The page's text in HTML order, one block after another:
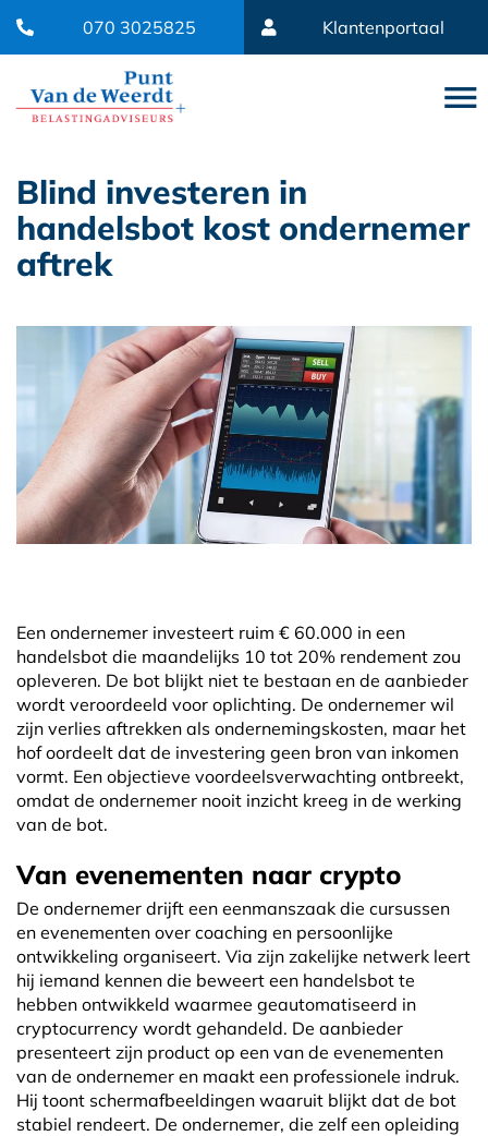
070 3025825 Klantenportaal
Blind investeren in
handelsbot kost ondernemer
aftrek
Een ondernemer investeert ruim € 60.000 in een
handelsbot die maandelijks 10 tot 20% rendement zou
opleveren. De bot blijkt niet te bestaan en de aanbieder
wordt veroordeeld voor oplichting. De ondernemer wil
zijn verlies aftrekken als ondernemingskosten, maar het
hof oordeelt dat de investering geen bron van inkomen
vormt. Een objectieve voordeelsverwachting ontbreekt,
omdat de ondernemer nooit inzicht kreeg in de werking
van de bot.
Van evenementen naar crypto
De ondernemer drijft een eenmanszaak die cursussen
en evenementen over coaching en persoonlijke
ontwikkeling organiseert. Via zijn zakelijke netwerk leert
hij iemand kennen die beweert een handelsbot te
hebben ontwikkeld waarmee geautomatiseerd in
cryptocurrency wordt gehandeld. De aanbieder
presenteert zijn product op een van de evenementen
van de ondernemer en maakt een professionele indruk.
Hij toont schermafbeeldingen waaruit blijkt dat de bot
stabiel rendeert. De ondernemer, die zelf een opleiding